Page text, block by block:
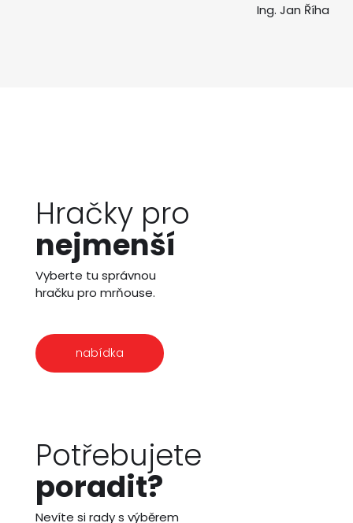
Ing. Jan Říha
Hračky pro
nejmenší
Vyberte tu správnou
hračku pro mrňouse.
nabídka
Potřebujete
poradit?
Nevíte si rady s výběrem